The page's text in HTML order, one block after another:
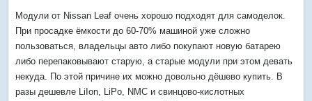
Модули от Nissan Leaf очень хорошо подходят для самоделок.
При просадке ёмкости до 60-70% машиной уже сложно
пользоваться, владельцы авто либо покупают новую батарею
либо перепаковывают старую, а старые модули при этом девать
некуда. По этой причине их можно довольно дёшево купить. В
разы дешевле LiIon, LiPo, NMC и свинцово-кислотных